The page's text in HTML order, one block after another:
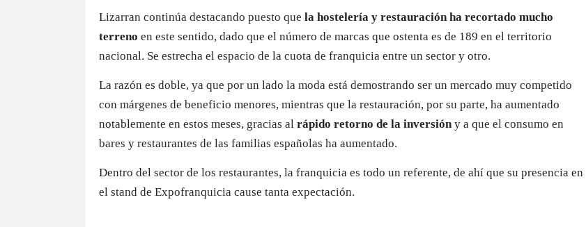
Lizarran continúa destacando puesto que la hostelería y restauración ha recortado mucho
terreno en este sentido, dado que el número de marcas que ostenta es de 189 en el territorio
nacional. Se estrecha el espacio de la cuota de franquicia entre un sector y otro.
La razón es doble, ya que por un lado la moda está demostrando ser un mercado muy competido
con márgenes de beneficio menores, mientras que la restauración, por su parte, ha aumentado
notablemente en estos meses, gracias al rápido retorno de la inversióny a que el consumo en
bares y restaurantes de las familias españolas ha aumentado.
Dentro del sector de los restaurantes, la franquicia es todo un referente, de ahí que su presencia en
el stand de Expofranquicia cause tanta expectación.